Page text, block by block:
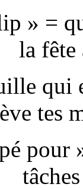
» =
la fête
qui
tes
pour